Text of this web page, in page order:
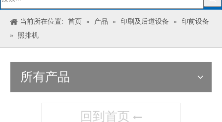
当前所在位置: 首页 » 产品 » 印刷及后道设备 »
印前设备
»
照排机
所有产品
回到首页